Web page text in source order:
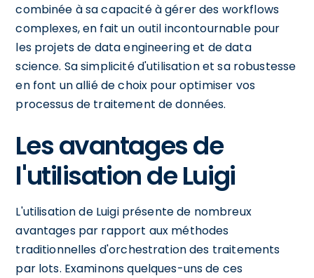
combinée à sa capacité à gérer des workflows
complexes, en fait un outil incontournable pour
les projets de data engineering et de data
science. Sa simplicité d'utilisation et sa robustesse
en font un allié de choix pour optimiser vos
processus de traitement de données.
Les avantages de
l'utilisation de Luigi
L'utilisation de Luigi présente de nombreux
avantages par rapport aux méthodes
traditionnelles d'orchestration des traitements
par lots. Examinons quelques-uns de ces